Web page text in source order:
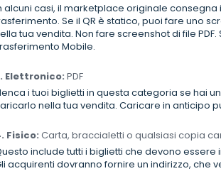
alcuni casi, il marketplace originale
Se il QR è statico, puoi fare uno
tua vendita. Non fare screenshot di file
Mobile.
Elettronico: PDF
i tuoi biglietti in questa categoria se hai
nella tua vendita. Caricare in anticipo
Fisico: Carta, braccialetti o qualsiasi copia
include tutti i biglietti che devono
acquirenti dovranno fornire un indirizzo, che